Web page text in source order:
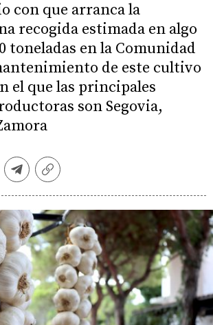
con que arranca la
recogida estimada en algo
toneladas en la Comunidad
de este cultivo
el que las principales
son Segovia,
TelegramCopiar